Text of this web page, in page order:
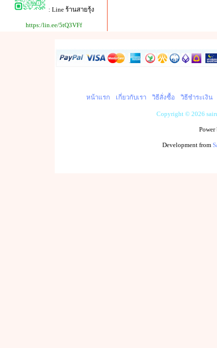
: Line ร้านสายรุ้ง
https:/lin.ee/5tQ3VFf
หน้าแรก เกี่ยวกับเรา วิธีสั่งซื้อ วิธีชำระเงิน
Copyright © 2026
Development from